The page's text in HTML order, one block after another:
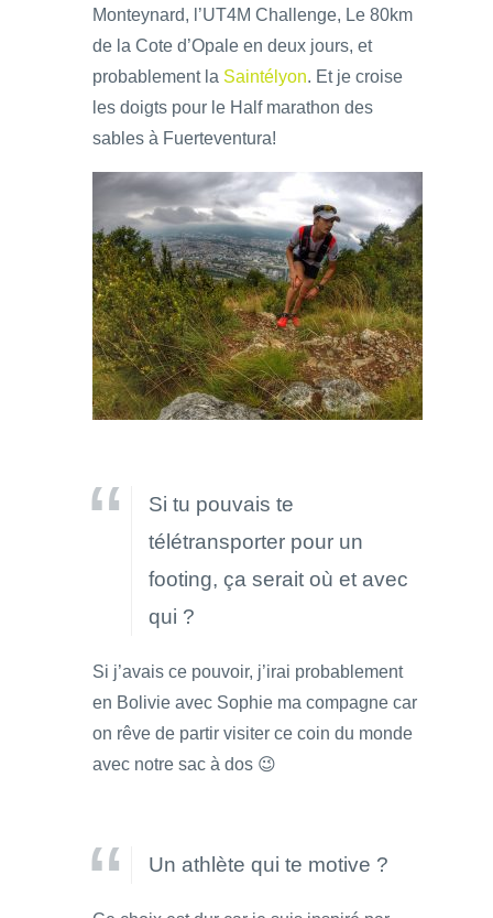
Monteynard, l’UT4M Challenge, Le 80km
de la Cote d’Opale en deux jours, et
probablement la Saintélyon. Et je croise
les doigts pour le Half marathon des
sables à Fuerteventura!
Si tu pouvais te
télétransporter pour un
footing, ça serait où et avec
qui ?
Si j’avais ce pouvoir, j’irai probablement
en Bolivie avec Sophie ma compagne car
on rêve de partir visiter ce coin du monde
avec notre sac à dos 😉
Un athlète qui te motive ?